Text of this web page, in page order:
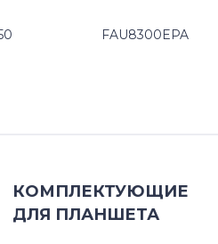
FAU8300EPA
КОМПЛЕКТУЮЩИЕ
ДЛЯ ПЛАНШЕТА